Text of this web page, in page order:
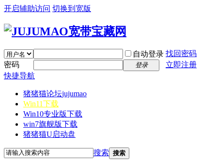
开启辅助访问 切换到宽版
自动登录 找回密码
密码
登录
立即注册
快捷导航
猪猪猫论坛jujumao
Win11下载
Win10专业版下载
win7旗舰版下载
猪猪猫U启动盘
搜索 搜索